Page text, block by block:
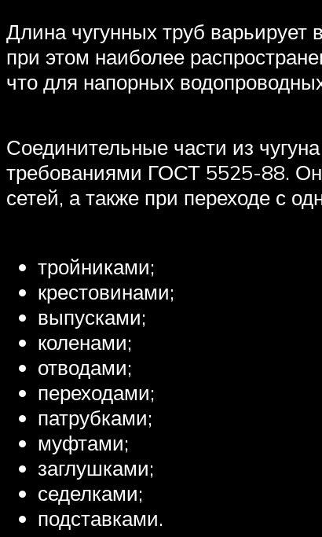
Длина чугунных труб варьирует
при этом наиболее
что для напорных
Соединительные части из
требованиями ГОСТ 5525-88.
сетей, а также при переходе с
тройниками;
крестовинами;
выпусками;
коленами;
отводами;
переходами;
патрубками;
муфтами;
заглушками;
седелками;
подставками.